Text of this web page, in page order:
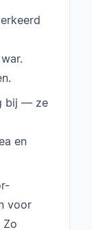
bij — ze
en
voor
Zo